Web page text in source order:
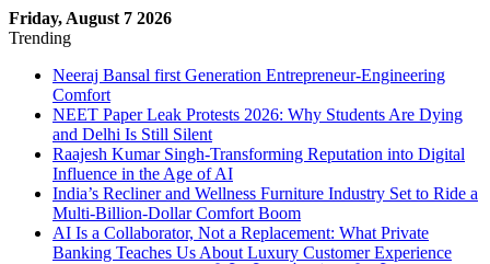
Friday, August 7 2026
Trending
Neeraj Bansal first Generation Entrepreneur-Engineering
Comfort
NEET Paper Leak Protests 2026: Why Students Are Dying
and Delhi Is Still Silent
Raajesh Kumar Singh-Transforming Reputation into Digital
Influence in the Age of AI
India’s Recliner and Wellness Furniture Industry Set to Ride a
Multi-Billion-Dollar Comfort Boom
AI Is a Collaborator, Not a Replacement: What Private
Banking Teaches Us About Luxury Customer Experience